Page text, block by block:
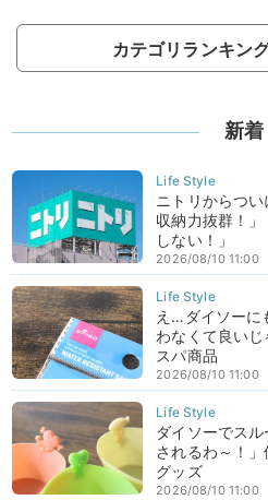
カテゴリランキン
新着
ニトリからつ
収納力抜群！
しない！」
2026/08/10 11:00
え…ダイソーに
わなくて良い
スパ商品
2026/08/10 11:00
ダイソーでス
されるわ～！
グッズ
2026/08/10 11:00